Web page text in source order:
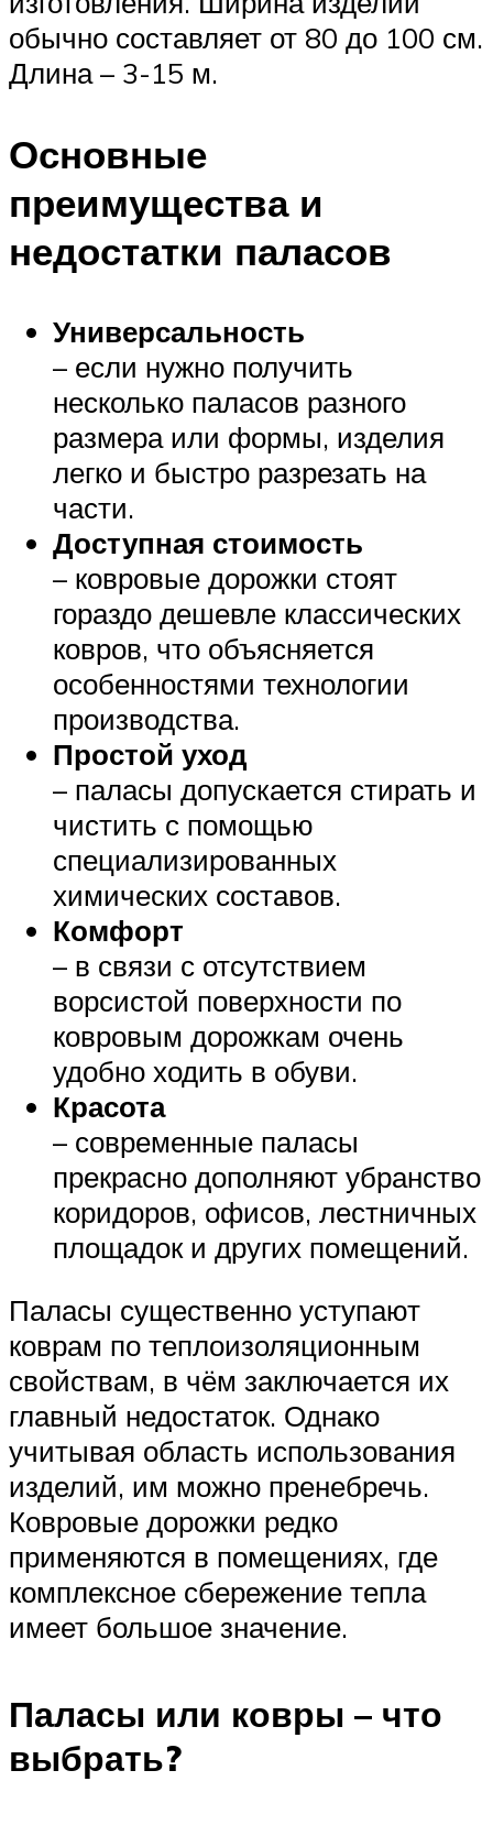
обычно составляет от 80 до 100 см.
Длина – 3-15 м.
Основные
преимущества и
недостатки паласов
Универсальность
– если нужно получить
несколько паласов разного
размера или формы, изделия
легко и быстро разрезать на
части.
Доступная стоимость
– ковровые дорожки стоят
гораздо дешевле классических
ковров, что объясняется
особенностями технологии
производства.
Простой уход
– паласы допускается стирать и
чистить с помощью
специализированных
химических составов.
Комфорт
– в связи с отсутствием
ворсистой поверхности по
ковровым дорожкам очень
удобно ходить в обуви.
Красота
– современные паласы
прекрасно дополняют убранство
коридоров, офисов, лестничных
площадок и других помещений.
Паласы существенно уступают
коврам по теплоизоляционным
свойствам, в чём заключается их
главный недостаток. Однако
учитывая область использования
изделий, им можно пренебречь.
Ковровые дорожки редко
применяются в помещениях, где
комплексное сбережение тепла
имеет большое значение.
Паласы или ковры – что
выбрать?